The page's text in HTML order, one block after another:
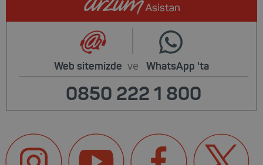
Web sitemizde ve WhatsApp 'ta
0850 222 1 800